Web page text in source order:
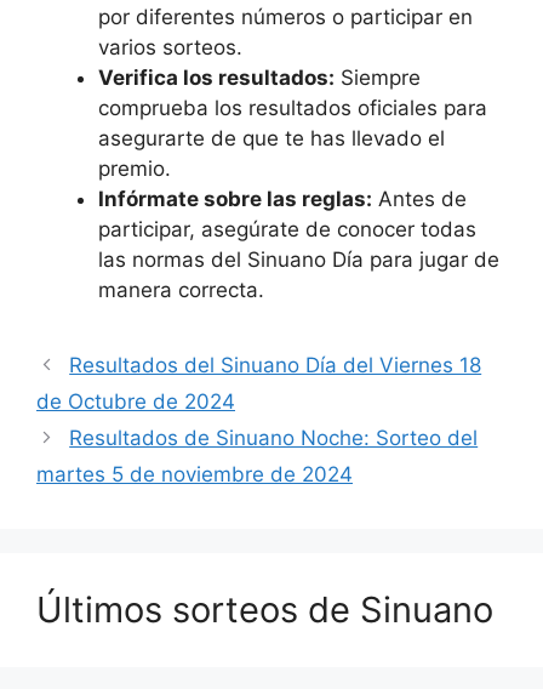
por diferentes números o participar en
varios sorteos.
Verifica los resultados: Siempre
comprueba los resultados oficiales para
asegurarte de que te has llevado el
premio.
Infórmate sobre las reglas: Antes de
participar, asegúrate de conocer todas
las normas del Sinuano Día para jugar de
manera correcta.
Resultados del Sinuano Día del Viernes 18
de Octubre de 2024
Resultados de Sinuano Noche: Sorteo del
martes 5 de noviembre de 2024
Últimos sorteos de Sinuano